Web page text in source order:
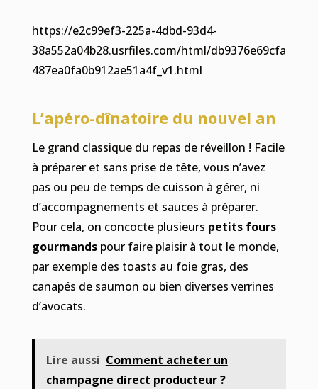
https://e2c99ef3-225a-4dbd-93d4-
38a552a04b28.usrfiles.com/html/db9376e69cfa
487ea0fa0b912ae51a4f_v1.html
L’apéro-dînatoire du nouvel an
Le grand classique du repas de réveillon ! Facile
à préparer et sans prise de tête, vous n’avez
pas ou peu de temps de cuisson à gérer, ni
d’accompagnements et sauces à préparer.
Pour cela, on concocte plusieurs petits fours
gourmandspour faire plaisir à tout le monde,
par exemple des toasts au foie gras, des
canapés de saumon ou bien diverses verrines
d’avocats.
Lire aussi Comment acheter un
champagne direct producteur ?